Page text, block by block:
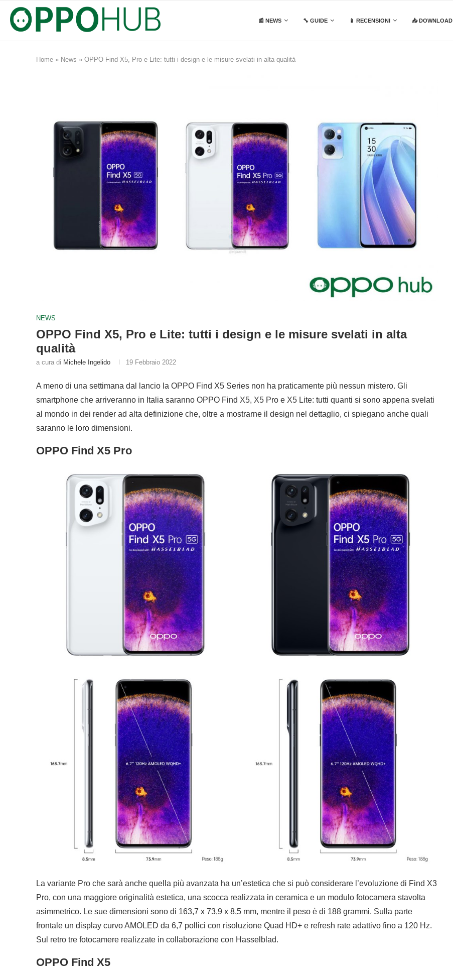
📰 NEWS 🔧 GUIDE 📱 RECENSIONI 📥 DOWNLOAD
Home » News » OPPO Find X5, Pro e Lite: tutti i design e le misure svelati in alta qualità
NEWS
OPPO Find X5, Pro e Lite: tutti i design e le misure svelati in alta
qualità
a cura di Michele Ingelido 19 Febbraio 2022
A meno di una settimana dal lancio la OPPO Find X5 Series non ha praticamente più nessun mistero. Gli
smartphone che arriveranno in Italia saranno OPPO Find X5, X5 Pro e X5 Lite: tutti quanti si sono appena svelati
al mondo in dei render ad alta definizione che, oltre a mostrarne il design nel dettaglio, ci spiegano anche quali
saranno le loro dimensioni.
OPPO Find X5 Pro
La variante Pro che sarà anche quella più avanzata ha un’estetica che si può considerare l’evoluzione di Find X3
Pro, con una maggiore originalità estetica, una scocca realizzata in ceramica e un modulo fotocamera stavolta
asimmetrico. Le sue dimensioni sono di 163,7 x 73,9 x 8,5 mm, mentre il peso è di 188 grammi. Sulla parte
frontale un display curvo AMOLED da 6,7 pollici con risoluzione Quad HD+ e refresh rate adattivo fino a 120 Hz.
Sul retro tre fotocamere realizzate in collaborazione con Hasselblad.
OPPO Find X5